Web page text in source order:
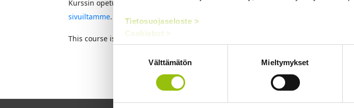
Tietosuojaseloste >
Cookiebot >
Välttämätön Mieltymykset
Kurssin opetuskieli on suomi, joten kurssin tiedot löytyvät ainoastaan
sivuiltamme.
This course is taught in Finnish, so the information is available